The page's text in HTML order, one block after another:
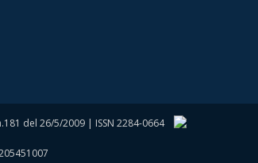
del 26/5/2009 | ISSN 2284-0664